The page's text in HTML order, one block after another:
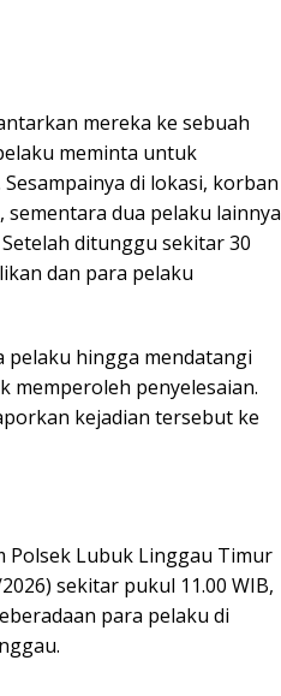
mereka ke sebuah
meminta untuk
di lokasi, korban
dua pelaku lainnya
ditunggu sekitar 30
dan para pelaku
pelaku hingga mendatangi
memperoleh penyelesaian.
kejadian tersebut ke
Polsek Lubuk Linggau Timur
sekitar pukul 11.00 WIB,
para pelaku di